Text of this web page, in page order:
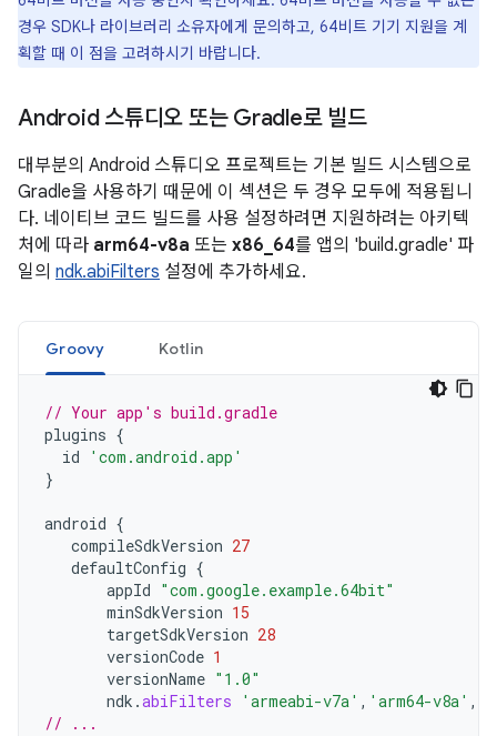
경우 SDK나 라이브러리 소유자에게 문의하고, 64비트 기기 지원을 계
획할 때 이 점을 고려하시기 바랍니다.
Android 스튜디오 또는 Gradle로 빌드
대부분의 Android 스튜디오 프로젝트는 기본 빌드 시스템으로
Gradle을 사용하기 때문에 이 섹션은 두 경우 모두에 적용됩니
다. 네이티브 코드 빌드를 사용 설정하려면 지원하려는 아키텍
처에 따라 arm64-v8a 또는 x86_64를 앱의 'build.gradle' 파
일의 ndk.abiFilters 설정에 추가하세요.
Groovy Kotlin
// Your app's build.gradle
plugins {
id
'com.android.app'
}
android {
compileSdkVersion 27
defaultConfig {
appId "com.google.example.64bit"
minSdkVersion 15
targetSdkVersion 28
versionCode 1
versionName "1.0"
ndk .abiFilters 'armeabi-v7a' , 'arm64-v8a' ,
// ...